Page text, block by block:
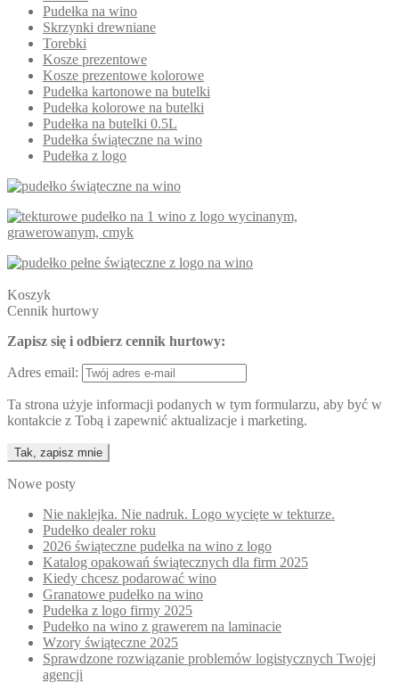
Pudełka na wino
Skrzynki drewniane
Torebki
Kosze prezentowe
Kosze prezentowe kolorowe
Pudełka kartonowe na butelki
Pudełka kolorowe na butelki
Pudełka na butelki 0.5L
Pudełka świąteczne na wino
Pudełka z logo
Koszyk
Cennik hurtowy
Zapisz się i odbierz cennik hurtowy:
Adres email:
Ta strona użyje informacji podanych w tym formularzu, aby być w
kontakcie z Tobą i zapewnić aktualizacje i marketing.
Nowe posty
Nie naklejka. Nie nadruk. Logo wycięte w tekturze.
Pudełko dealer roku
2026 świąteczne pudełka na wino z logo
Katalog opakowań świątecznych dla firm 2025
Kiedy chcesz podarować wino
Granatowe pudełko na wino
Pudełka z logo firmy 2025
Pudełko na wino z grawerem na laminacie
Wzory świąteczne 2025
Sprawdzone rozwiązanie problemów logistycznych Twojej
agencji